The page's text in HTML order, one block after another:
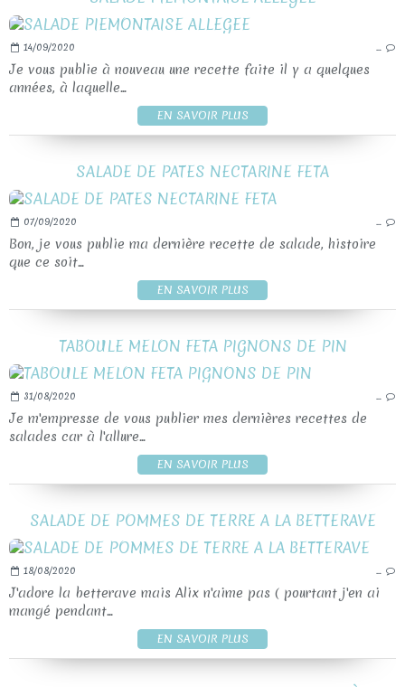
14/09/2020 …
Je vous publie à nouveau une recette faite il y a quelques
années, à laquelle...
EN SAVOIR PLUS
SALADE DE PATES NECTARINE FETA
07/09/2020 …
Bon, je vous publie ma dernière recette de salade, histoire
que ce soit...
EN SAVOIR PLUS
TABOULE MELON FETA PIGNONS DE PIN
31/08/2020 …
Je m'empresse de vous publier mes dernières recettes de
salades car à l'allure...
EN SAVOIR PLUS
SALADE DE POMMES DE TERRE A LA BETTERAVE
18/08/2020 …
J'adore la betterave mais Alix n'aime pas ( pourtant j'en ai
mangé pendant...
EN SAVOIR PLUS